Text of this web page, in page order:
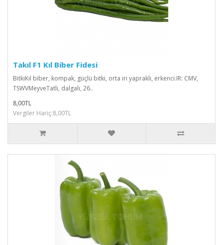
Takıl F1 Kıl Biber Fidesi
BitkiKıl biber, kompak, güçlü bitki, orta iri yapraklı, erkenci.IR: CMV,
TSWVMeyveTatlı, dalgalı, 26..
8,00TL
Vergiler Hariç:8,00TL